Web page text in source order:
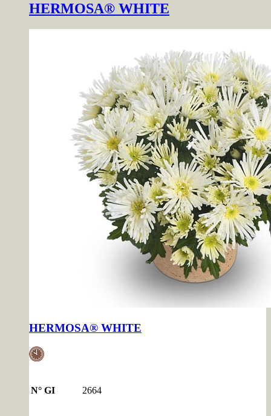
HERMOSA® WHITE
HERMOSA® WHITE
N° GI 2664